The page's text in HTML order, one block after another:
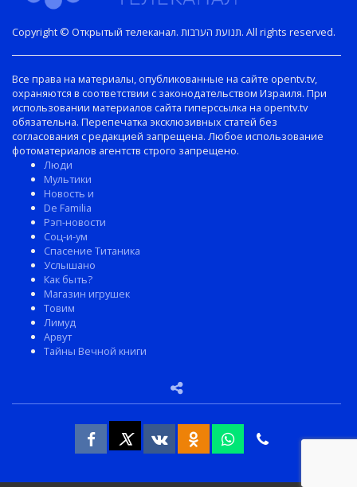
Copyright © Открытый телеканал. תנועת הערבות. All rights reserved.
Все права на материалы, опубликованные на сайте opentv.tv,
охраняются в соответствии с законодательством Израиля. При
использовании материалов сайта гиперссылка на opentv.tv
обязательна. Перепечатка эксклюзивных статей без
согласования с редакцией запрещена. Любое использование
фотоматериалов агентств строго запрещено.
Люди
Мультики
Новость и
De Familia
Рэп-новости
Соц-и-ум
Спасение Титаника
Услышано
Как быть?
Магазин игрушек
Товим
Лимуд
Арвут
Тайны Вечной книги